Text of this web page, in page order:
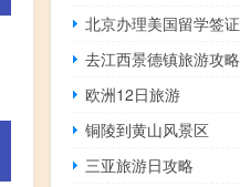
北京办理美国留学签证
去江西景德镇旅游攻略
欧洲12日旅游
铜陵到黄山风景区
三亚旅游日攻略